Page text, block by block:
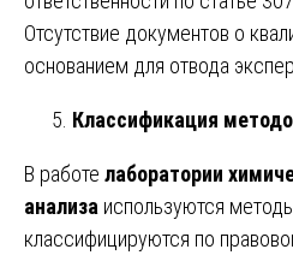
Отсутствие документов о
основанием для отвода
Классификация
В работе лаборатории
анализа используются
классифицируются по